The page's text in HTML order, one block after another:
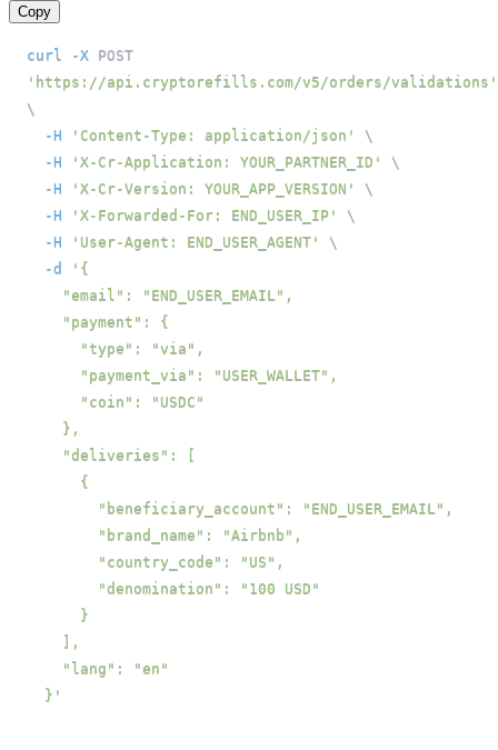
Copy
curl -X
'https://api.cryptorefills.com/v5/orders/validations'
\
-H
'Content-Type: application/json'
\
-H
'X-Cr-Application: YOUR_PARTNER_ID'
\
-H
'X-Cr-Version: YOUR_APP_VERSION'
\
-H
'X-Forwarded-For: END_USER_IP'
\
-H
'User-Agent: END_USER_AGENT'
\
-d
  }'